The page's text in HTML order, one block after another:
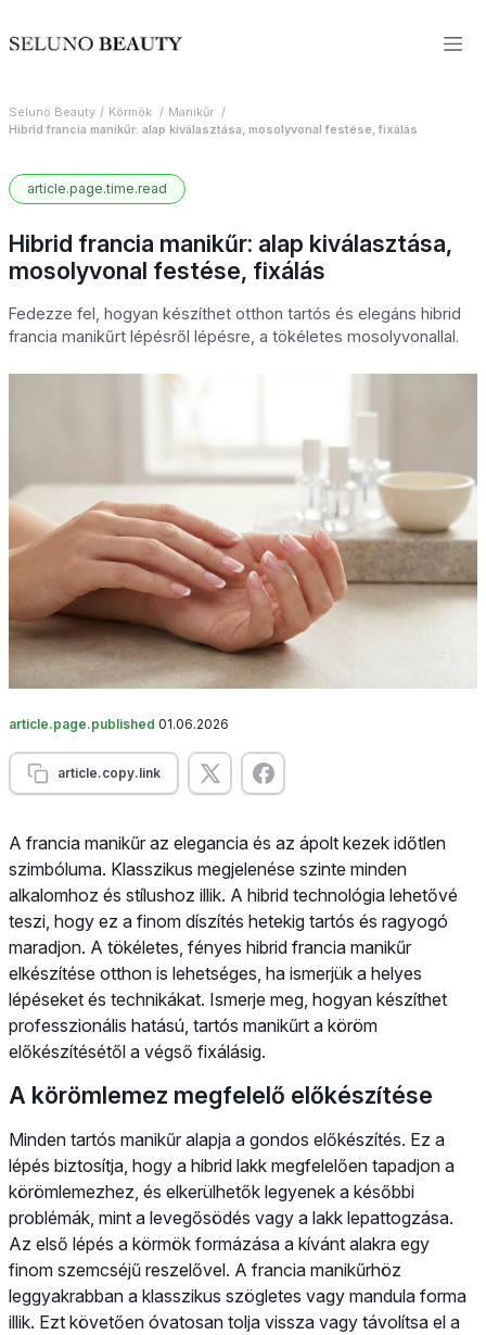
Seluno Beauty Körmök
Manikűr
Hibrid francia manikűr: alap kiválasztása, mosolyvonal festése, fixálás
article.page.time.read
Hibrid francia manikűr: alap kiválasztása,
mosolyvonal festése, fixálás
Fedezze fel, hogyan készíthet otthon tartós és elegáns hibrid
francia manikűrt lépésről lépésre, a tökéletes mosolyvonallal.
article.page.published 01.06.2026
article.copy.link
A francia manikűr az elegancia és az ápolt kezek időtlen
szimbóluma. Klasszikus megjelenése szinte minden
alkalomhoz és stílushoz illik. A hibrid technológia lehetővé
teszi, hogy ez a finom díszítés hetekig tartós és ragyogó
maradjon. A tökéletes, fényes hibrid francia manikűr
elkészítése otthon is lehetséges, ha ismerjük a helyes
lépéseket és technikákat. Ismerje meg, hogyan készíthet
professzionális hatású, tartós manikűrt a köröm
előkészítésétől a végső fixálásig.
A körömlemez megfelelő előkészítése
Minden tartós manikűr alapja a gondos előkészítés. Ez a
lépés biztosítja, hogy a hibrid lakk megfelelően tapadjon a
körömlemezhez, és elkerülhetők legyenek a későbbi
problémák, mint a levegősödés vagy a lakk lepattogzása.
Az első lépés a körmök formázása a kívánt alakra egy
finom szemcséjű reszelővel. A francia manikűrhöz
leggyakrabban a klasszikus szögletes vagy mandula forma
illik. Ezt követően óvatosan tolja vissza vagy távolítsa el a